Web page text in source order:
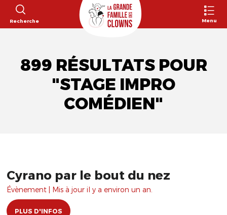
Recherche Menu
899 RÉSULTATS POUR
"STAGE IMPRO
COMÉDIEN"
Cyrano par le bout du nez
Évènement | Mis à jour il y a environ un an.
PLUS D'INFOS